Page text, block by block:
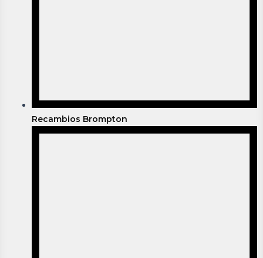
Recambios Brompton